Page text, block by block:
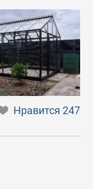
Нравится247